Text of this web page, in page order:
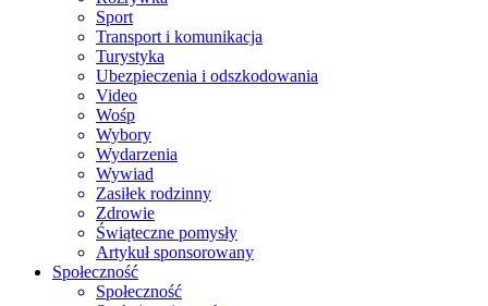
Sport
Transport i komunikacja
Turystyka
Ubezpieczenia i odszkodowania
Video
Wośp
Wybory
Wydarzenia
Wywiad
Zasiłek rodzinny
Zdrowie
Świąteczne pomysły
Artykuł sponsorowany
Społeczność
Społeczność